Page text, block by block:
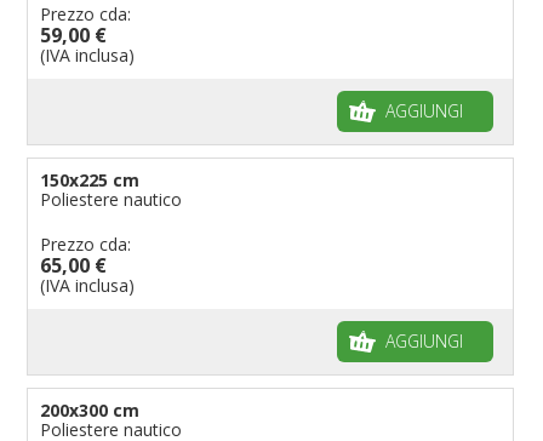
Prezzo cda:
59,00 €
(IVA inclusa)
AGGIUNGI
150x225 cm
Poliestere nautico
Prezzo cda:
65,00 €
(IVA inclusa)
AGGIUNGI
200x300 cm
Poliestere nautico